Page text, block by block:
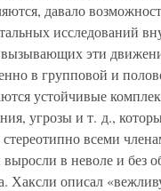
давало
исследований
эти
в групповой и
устойчивые
угрозы и т. д.,
всеми
в неволе и без
Хаксли описал